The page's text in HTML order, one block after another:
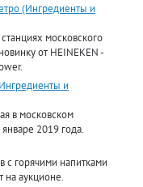
(Ингредиенты и
московского
от HEINEKEN -
и
в московском
2019 года.
с горячими напитками
на аукционе.